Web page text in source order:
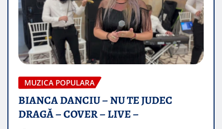
MUZICA POPULARA
BIANCA DANCIU – NU TE JUDEC
DRAGĂ – COVER – LIVE –